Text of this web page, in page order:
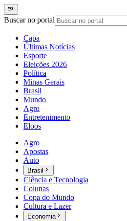
Buscar no portal
Capa
Últimas Notícias
Esporte
Eleições 2026
Política
Minas Gerais
Brasil
Mundo
Agro
Entretenimento
Eloos
Agro
Apostas
Auto
Brasil
Ciência e Tecnologia
Colunas
Copa do Mundo
Cultura e Lazer
Economia